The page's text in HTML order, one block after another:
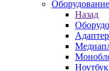
Оборудование
Назад